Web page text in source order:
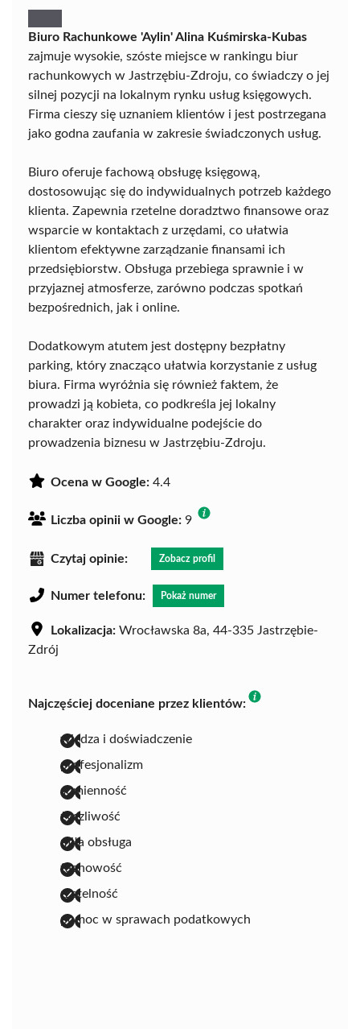
Biuro Rachunkowe 'Aylin' Alina Kuśmirska-Kubas
zajmuje wysokie, szóste miejsce w rankingu biur
rachunkowych w Jastrzębiu-Zdroju, co świadczy o jej
silnej pozycji na lokalnym rynku usług księgowych.
Firma cieszy się uznaniem klientów i jest postrzegana
jako godna zaufania w zakresie świadczonych usług.
Biuro oferuje fachową obsługę księgową,
dostosowując się do indywidualnych potrzeb każdego
klienta. Zapewnia rzetelne doradztwo finansowe oraz
wsparcie w kontaktach z urzędami, co ułatwia
klientom efektywne zarządzanie finansami ich
przedsiębiorstw. Obsługa przebiega sprawnie i w
przyjaznej atmosferze, zarówno podczas spotkań
bezpośrednich, jak i online.
Dodatkowym atutem jest dostępny bezpłatny
parking, który znacząco ułatwia korzystanie z usług
biura. Firma wyróżnia się również faktem, że
prowadzi ją kobieta, co podkreśla jej lokalny
charakter oraz indywidualne podejście do
prowadzenia biznesu w Jastrzębiu-Zdroju.
Ocena w Google: 4.4
Liczba opinii w Google: 9
Czytaj opinie: Zobacz profil
Numer telefonu: Pokaż numer
Lokalizacja: Wrocławska 8a, 44-335 Jastrzębie-
Zdrój
Najczęściej doceniane przez klientów:
wiedza i doświadczenie
profesjonalizm
sumienność
życzliwość
miła obsługa
fachowość
rzetelność
pomoc w sprawach podatkowych